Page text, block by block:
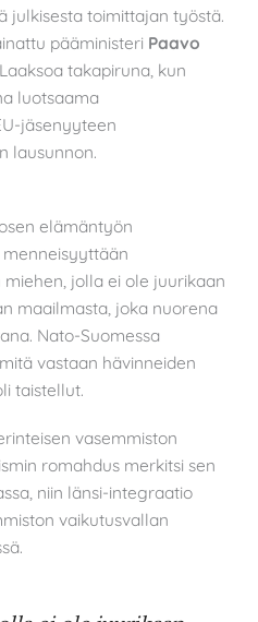
julkisesta toimittajan työstä.
pääministeri Paavo
takapiruna, kun
luotsaama
jäsenyyteen
lausunnon.
elämäntyön
jolla ei ole juurikaan
maailmasta, joka nuorena
Nato-Suomessa
vastaan hävinneiden
taistellut.
vasemmiston
romahdus merkitsi sen
niin länsi-integraatio
vaikutusvallan